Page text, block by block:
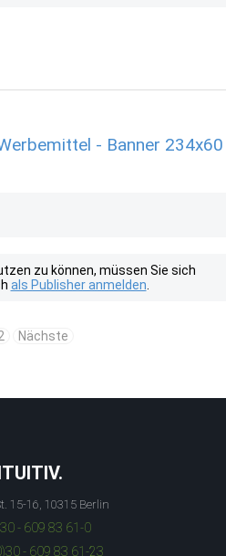
- Banner 234x60
zu können, müssen Sie sich
als Publisher anmelden
Nächste
15-16, 10315 Berlin
- 609 83 61-0
- 609 83 61-23